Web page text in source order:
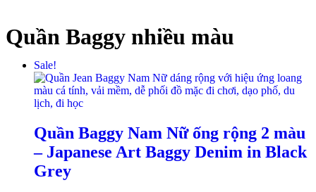
Quần Baggy nhiều màu
Sale!
Quần Baggy Nam Nữ ống rộng 2 màu
– Japanese Art Baggy Denim in Black
Grey